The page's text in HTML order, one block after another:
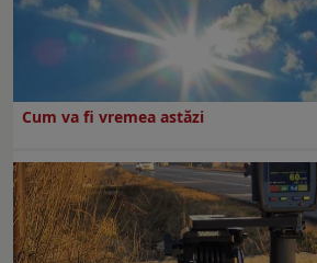
Cum va fi vremea astăzi